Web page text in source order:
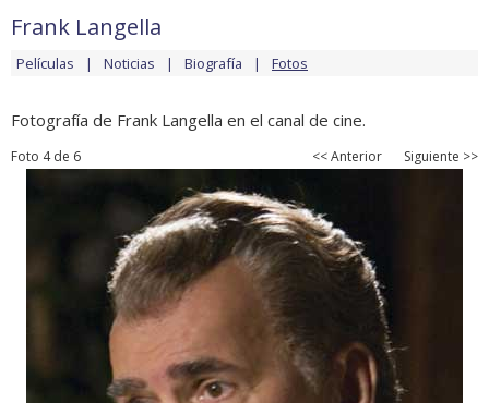
Frank Langella
Películas Noticias Biografía Fotos
Fotografía de Frank Langella en el canal de cine.
Foto 4 de 6 << Anterior Siguiente >>